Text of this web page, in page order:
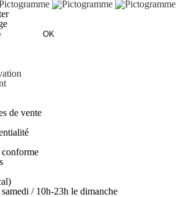
OK
de vente
/ 10h-23h le dimanche